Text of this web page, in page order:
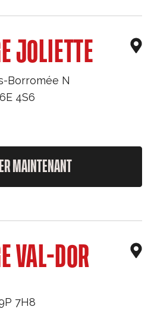
JOLIETTE
Borromée N
4S6
MAINTENANT
VAL-DOR
7H8